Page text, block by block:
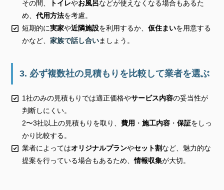
その間、
トイレやお風呂などが使えなくなる場合もあるた
め、 代用方法を考慮。
短期的に実家や近隣施設を利用するか、 仮住まいを用意する
かなど、 家族で話し合いましょう。
3. 必ず複数社の見積もりを比較して業者を選ぶ
1社のみの見積もりでは適正価格やサービス内容の妥当性が
判断しにくい。
2〜3社以上の見積もりを取り、 費用 ・ 施工内容 ・ 保証をしっ
かり比較する。
業者によってはオリジナルプランやセット割など、魅力的な
提案を行っている場合もあるため、情報収集が大切。